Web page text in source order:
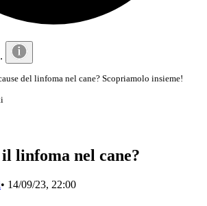
del linfoma nel cane? Scopriamolo insieme!
linfoma nel cane?
• 14/09/23, 22:00